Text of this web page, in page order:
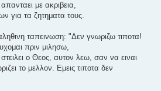
με ακριβεια,
για τα ζητηματα τους.
ταπεινωση: "Δεν γνωριζω τιποτα!
πριν μιλησω,
ο Θεος, αυτον λεω, σαν να ειναι
το μελλον. Εμεις τιποτα δεν